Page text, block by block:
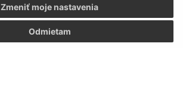
Odmietam
Zmeniť moje nastavenia